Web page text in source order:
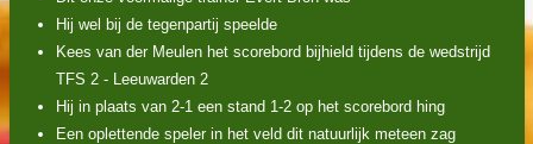
Hij wel bij de tegenpartij speelde
Kees van der Meulen het scorebord bijhield tijdens de wedstrijd
TFS 2 - Leeuwarden 2
Hij in plaats van 2-1 een stand 1-2 op het scorebord hing
Een oplettende speler in het veld dit natuurlijk meteen zag